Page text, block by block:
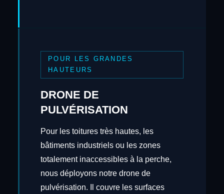
POUR LES GRANDES
HAUTEURS
DRONE DE
PULVÉRISATION
Pour les toitures très hautes, les
bâtiments industriels ou les zones
totalement inaccessibles à la perche,
nous déployons notre drone de
pulvérisation. Il couvre les surfaces